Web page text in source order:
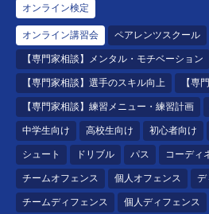
オンライン検定
オンライン講習会 ペアレンツスクール
【専門家相談】メンタル・モチベーション
【専門家相談】選手のスキル向上 【専
【専門家相談】練習メニュー・練習計画
中学生向け 高校生向け 初心者向け
シュート ドリブル パス コーディ
チームオフェンス 個人オフェンス デ
チームディフェンス 個人ディフェンス